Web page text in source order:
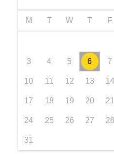
M T W T F
3 4 5 6 7
10 11 12 13 14
17 18 19 20 21
24 25 26 27 28
31